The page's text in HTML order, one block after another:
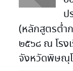
ป
(หลักสูตรต่ำ
๒๕๖๘ ณ โรง
จังหวัดพิษณุ